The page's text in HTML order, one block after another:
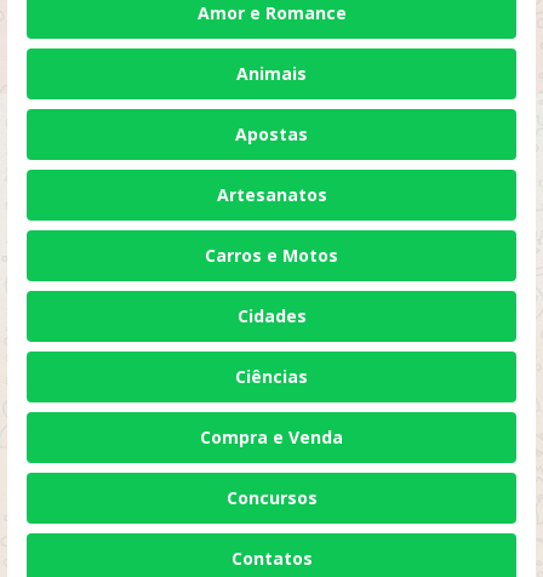
Amor e Romance
Animais
Apostas
Artesanatos
Carros e Motos
Cidades
Ciências
Compra e Venda
Concursos
Contatos